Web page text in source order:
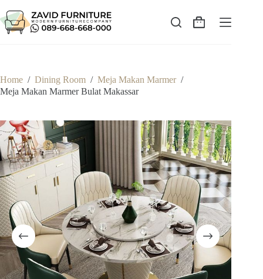
to
content
Shopping
Home / Dining Room / Meja Makan Marmer /
Meja Makan Marmer Bulat Makassar